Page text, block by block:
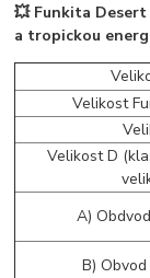
💥 Funkita Desert
a tropickou
Velikost
Velikost D
A)
B)